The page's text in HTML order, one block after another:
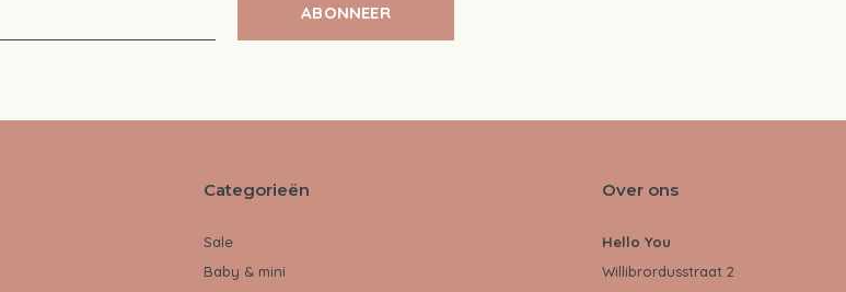
ABONNEER
Categorieën
Sale
Baby & mini
Over ons
Hello You
Willibrordusstraat 2